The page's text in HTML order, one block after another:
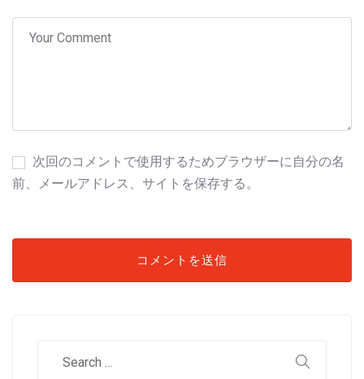
次回のコメントで使用するためブラウザーに自分の名
前、メールアドレス、サイトを保存する。